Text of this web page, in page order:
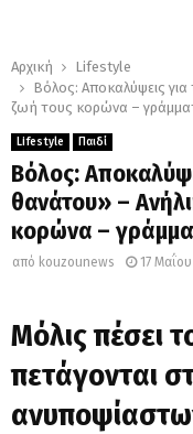
Αρχική
Lifestyle
Βόλος: Αποκαλύψεις για
ζωή τους κορώνα –
Lifestyle Παιδί
Βόλος:
θανάτου» –
κορώνα –
από kouzounews 17
Μόλις πέσει
πετάγονται